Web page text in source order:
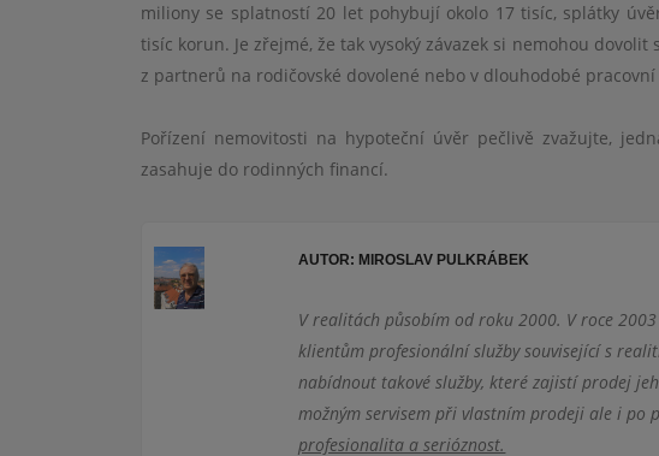
miliony se splatností 20 let pohybují okolo 17 tisíc, splátky
tisíc korun. Je zřejmé, že tak vysoký závazek si nemohou
z partnerů na rodičovské dovolené nebo v dlouhodobé
Pořízení nemovitosti na hypoteční úvěr pečlivě zvažujte,
zasahuje do rodinných financí.
AUTOR: MIROSLAV PULKRÁBEK
V realitách působím od roku 2000. V roce
klientům profesionální služby související s
nabídnout takové služby, které zajistí prodej
možným servisem při vlastním prodeji
profesionalita a serióznost.